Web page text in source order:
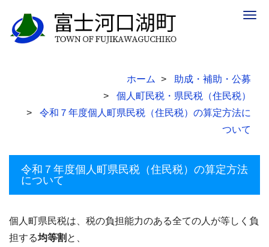
ホーム
助成・補助・公募
個人町民税・県民税（住民税）
令和７年度個人町県民税（住民税）の算定方法に
ついて
令和７年度個人町県民税（住民税）の算定方法
について
個人町県民税は、税の負担能力のある全ての人が等しく負
担する均等割 と、